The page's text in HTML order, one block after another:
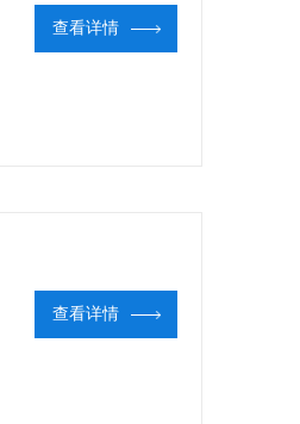
查看详情
查看详情